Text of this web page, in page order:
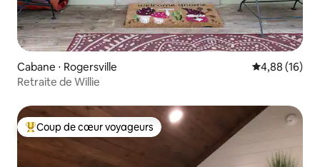
Cabane ⋅ Rogersville Évaluation
4,88 (16)
Retraite de Willie
Coups de cœur voyageurs les plus appréciés
Coup de cœur voyageurs